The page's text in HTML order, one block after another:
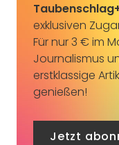
exklusiven
Für nur 3 € im
Journalismus
erstklassige
genießen!
Jetzt